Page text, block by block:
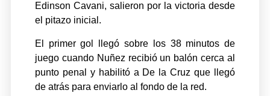
Edinson Cavani, salieron por la victoria desde
el pitazo inicial.
El primer gol llegó sobre los 38 minutos de
juego cuando Nuñez recibió un balón cerca al
punto penal y habilitó a De la Cruz que llegó
de atrás para enviarlo al fondo de la red.